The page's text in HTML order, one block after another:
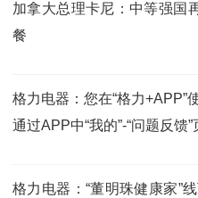
加拿大总理卡尼：中等强国
餐
格力电器：您在“格力+APP”
通过APP中“我的”-“问题反馈
格力电器：“董明珠健康家”